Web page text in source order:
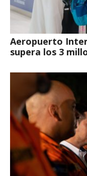
Aeropuerto
supera los 3